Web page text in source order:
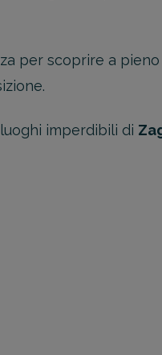
per scoprire a
imperdibili di